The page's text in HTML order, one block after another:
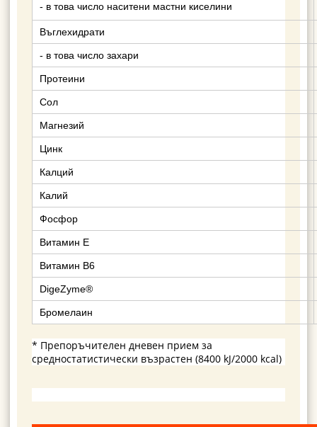
- в това число наситени мастни киселини
Въглехидрати
- в това число захари
Протеини
Сол
Магнезий
Цинк
Калций
Калий
Фосфор
Витамин E
Витамин B6
DigeZyme®
Бромелаин
* Препоръчителен дневен прием за
средностатистически възрастен (8400 kJ/2000 kcal)